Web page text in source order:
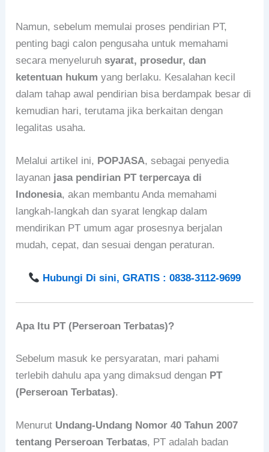
Namun, sebelum memulai proses pendirian PT,
penting bagi calon pengusaha untuk memahami
secara menyeluruhsyarat, prosedur, dan
ketentuan hukum yang berlaku. Kesalahan kecil
dalam tahap awal pendirian bisa berdampak besar di
kemudian hari, terutama jika berkaitan dengan
legalitas usaha.
Melalui artikel ini, POPJASA, sebagai penyedia
layanan jasa pendirian PT terpercaya di
Indonesia, akan membantu Anda memahami
langkah-langkah dan syarat lengkap dalam
mendirikan PT umum agar prosesnya berjalan
mudah, cepat, dan sesuai dengan peraturan.
Hubungi Di sini, GRATIS : 0838-3112-9699
Apa Itu PT (Perseroan Terbatas)?
Sebelum masuk ke persyaratan, mari pahami
terlebih dahulu apa yang dimaksud dengan PT
(Perseroan Terbatas).
Menurut Undang-Undang Nomor 40 Tahun 2007
tentang Perseroan Terbatas, PT adalah badan